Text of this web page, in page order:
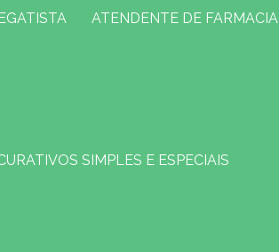
ATENDENTE DE FARMACIA
CURATIVOS SIMPLES E ESPECIAIS